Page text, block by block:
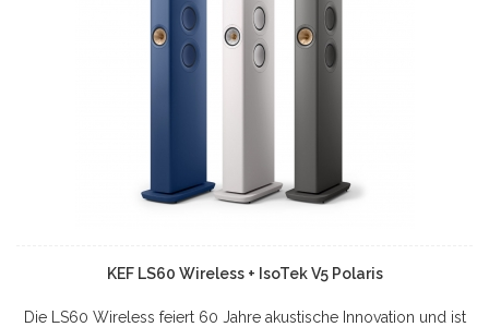
KEF LS60 Wireless + IsoTek V5 Polaris
Die LS60 Wireless feiert 60 Jahre akustische Innovation und ist